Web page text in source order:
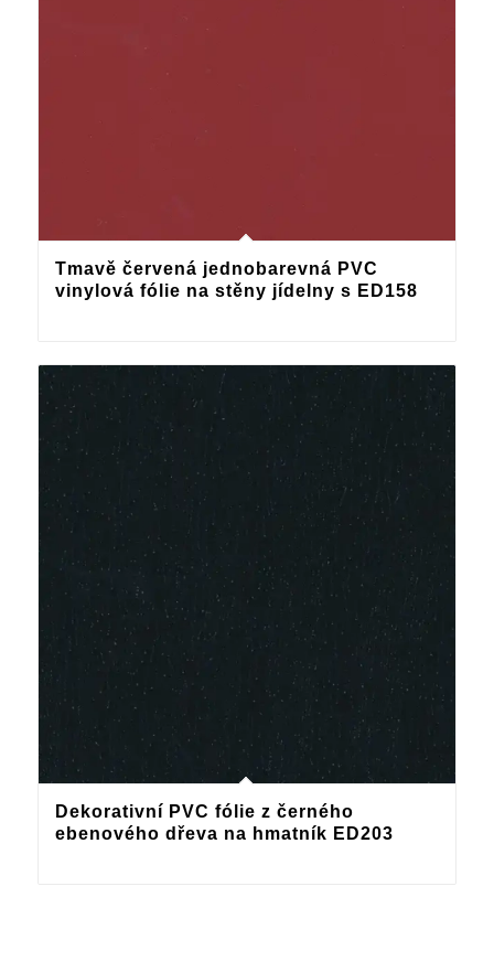
Tmavě červená jednobarevná PVC
vinylová fólie na stěny jídelny s ED158
Dekorativní PVC fólie z černého
ebenového dřeva na hmatník ED203